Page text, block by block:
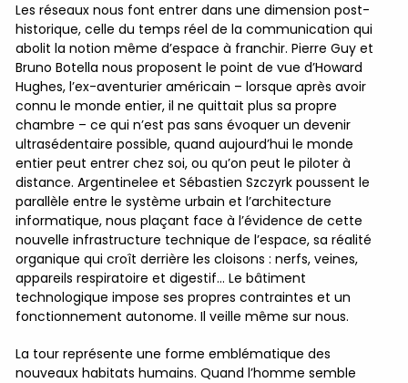
Les réseaux nous font entrer dans une dimension post-
historique, celle du temps réel de la communication qui
abolit la notion même d’espace à franchir. Pierre Guy et
Bruno Botella nous proposent le point de vue d’Howard
Hughes, l’ex-aventurier américain – lorsque après avoir
connu le monde entier, il ne quittait plus sa propre
chambre – ce qui n’est pas sans évoquer un devenir
ultrasédentaire possible, quand aujourd’hui le monde
entier peut entrer chez soi, ou qu’on peut le piloter à
distance. Argentinelee et Sébastien Szczyrk poussent le
parallèle entre le système urbain et l’architecture
informatique, nous plaçant face à l’évidence de cette
nouvelle infrastructure technique de l’espace, sa réalité
organique qui croît derrière les cloisons : nerfs, veines,
appareils respiratoire et digestif… Le bâtiment
technologique impose ses propres contraintes et un
fonctionnement autonome. Il veille même sur nous.
La tour représente une forme emblématique des
nouveaux habitats humains. Quand l’homme semble